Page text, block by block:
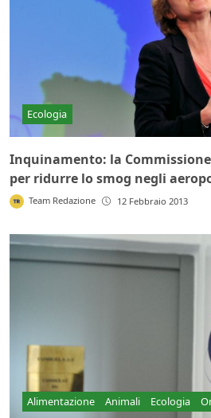
Ecologia
Inquinamento: la
per ridurre lo smog negli
Team Redazione 12 Febbraio 2013
Alimentazione Animali Ecologia